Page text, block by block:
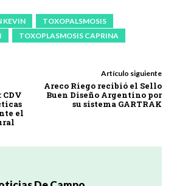
KEVIN
TOXOPALSMOSIS
TOXOPLASMOSIS CAPRINA
el
Artículo siguiente
Areco Riego recibió el Sello
Buen Diseño Argentino por
su sistema GARTRAK